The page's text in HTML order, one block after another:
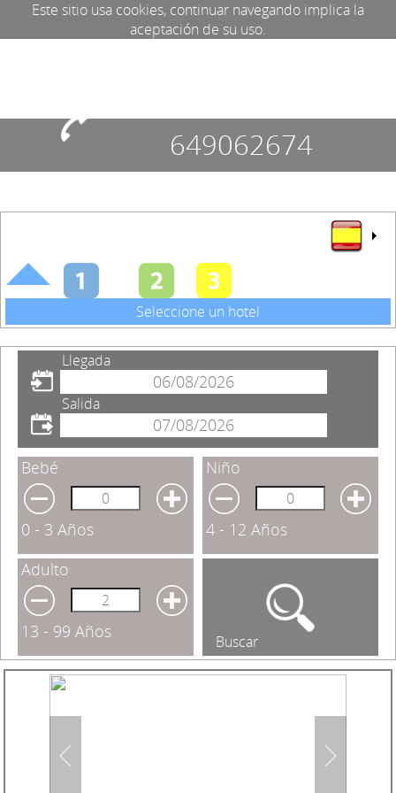
Este sitio usa cookies, continuar navegando implica la
aceptación de su uso.
649062674
Seleccione un hotel
Llegada
Salida
Bebé
0 - 3 Años
Niño
4 - 12 Años
Adulto
13 - 99 Años Buscar